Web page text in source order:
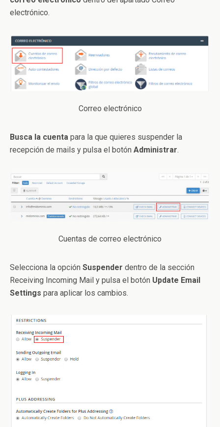
electrónico.
Correo electrónico
Busca la cuenta para la que quieres suspender la
recepción de mails y pulsa el botón Administrar.
Cuentas de correo electrónico
Selecciona la opción Suspender dentro de la sección
Receiving Incoming Mail y pulsa el botón Update Email
Settings para aplicar los cambios.